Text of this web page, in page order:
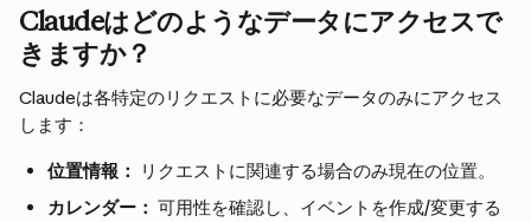
Claudeはどのようなデータにアクセスで
きますか？
Claudeは各特定のリクエストに必要なデータのみにアクセス
します：
位置情報：
リクエストに関連する場合のみ現在の位置。
カレンダー： 可用性を確認し、イベントを作成/変更する